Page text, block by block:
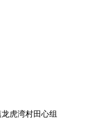
虎湾村田心组